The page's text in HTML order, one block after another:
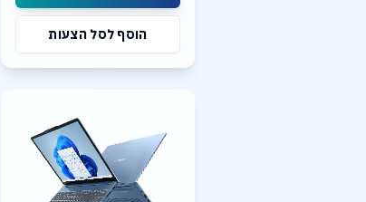
הוסף לסל הצעות